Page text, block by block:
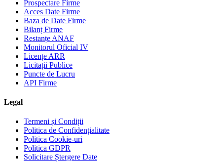
Prospectare Firme
Acces Date Firme
Baza de Date Firme
Bilanț Firme
Restanțe ANAF
Monitorul Oficial IV
Licențe ARR
Licitații Publice
Puncte de Lucru
API Firme
Legal
Termeni și Condiții
Politica de Confidențialitate
Politica Cookie-uri
Politica GDPR
Solicitare Ștergere Date